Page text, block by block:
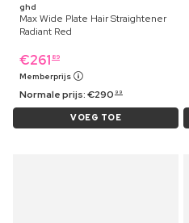
ghd
Max Wide Plate Hair Straightener
Radiant Red
€261 89
Memberprijs
Normale prijs:€290 99
VOEG TOE